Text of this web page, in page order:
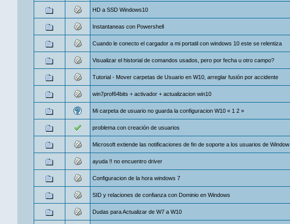
HD a SSD Windows10
Instantaneas con Powershell
Cuando le conecto el cargador a mi portatil con windows 10 este se relentiza
Visualizar el historial de comandos usados, pero por fecha u otro campo?
Tutorial - Mover carpetas de Usuario en W10, arreglar fusión por accidente
win7prof64bits + activador + actualizacion win10
Mi carpeta de usuario no guarda la configuracion W10 «1 2»
problema con creación de usuarios
Microsoft extiende las notificaciones de fin de soporte a los usuarios de Window
ayuda !! no encuentro driver
Configuracion de la hora windows 7
SID y relaciones de confianza con Dominio en Windows
Dudas para Actualizar de W7 a W10